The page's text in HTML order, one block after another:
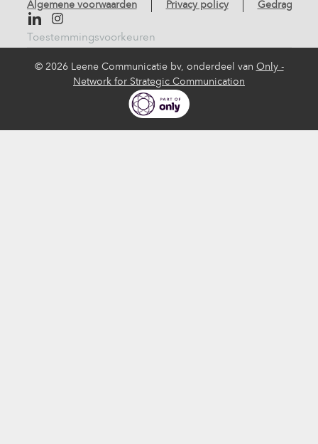
Algemene voorwaarden Privacy policy
Toestemmingsvoorkeuren
© 2026 Leene Communicatie bv, onderdeel van Only -
Network for Strategic Communication